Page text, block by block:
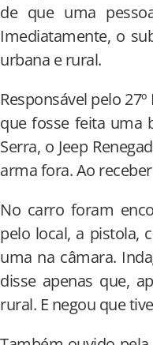
de que uma
Imediatamente, o
urbana e rural.
Responsável pelo
que fosse feita uma
Serra, o Jeep
arma fora. Ao
No carro foram
pelo local, a pistola,
uma na câmara.
disse apenas que,
rural. E negou que